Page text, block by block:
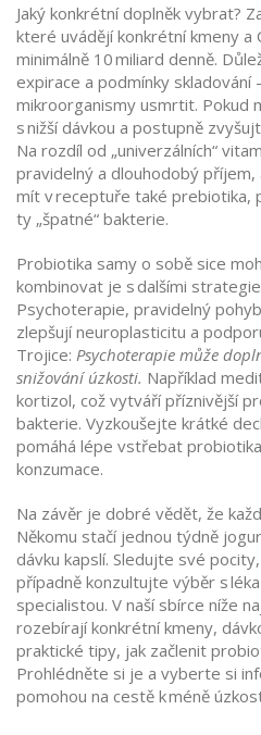
Jaký konkrétní doplněk vybrat?
které uvádějí konkrétní kmeny a
minimálně 10 miliard denně.
expirace a podmínky
mikroorganismy usmrtit. Pokud
s nižší dávkou a postupně
Na rozdíl od „univerzálních“
pravidelný a dlouhodobý
mít v receptuře také prebiotika,
ty „špatné“ bakterie.
Probiotika samy o sobě sice
kombinovat je s dalšími
Psychoterapie, pravidelný
zlepšují neuroplasticitu a
Trojice: Psychoterapie může
snižování úzkosti. Například
kortizol, což vytváří příznivější
bakterie. Vyzkoušejte krátké
pomáhá lépe vstřebat
konzumace.
Na závěr je dobré vědět, že
Někomu stačí jednou týdně
dávku kapslí. Sledujte své
případně konzultujte výběr s
specialistou. V naší sbírce níže
rozebírají konkrétní kmeny,
praktické tipy, jak začlenit
Prohlédněte si je a vyberte si
pomohou na cestě k méně